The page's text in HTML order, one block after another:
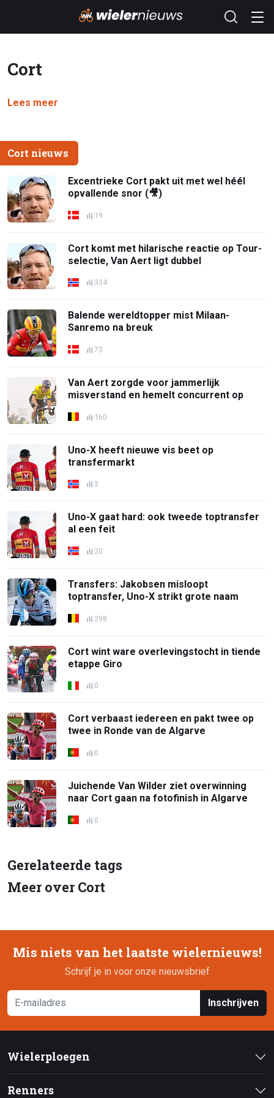
Cort
Lees meer
Cort nieuws
Excentrieke Cort pakt uit met wel héél
opvallende snor (🎥)
19
Cort komt met hilarische reactie op Tour-
selectie, Van Aert ligt dubbel
334
Balende wereldtopper mist Milaan-
Sanremo na breuk
73
Van Aert zorgde voor jammerlijk
misverstand en hemelt concurrent op
160
Uno-X heeft nieuwe vis beet op
transfermarkt
3
Uno-X gaat hard: ook tweede toptransfer
al een feit
20
Transfers: Jakobsen misloopt
toptransfer, Uno-X strikt grote naam
298
Cort wint ware overlevingstocht in tiende
etappe Giro
0
Cort verbaast iedereen en pakt twee op
twee in Ronde van de Algarve
0
Juichende Van Wilder ziet overwinning
naar Cort gaan na fotofinish in Algarve
0
Gerelateerde tags
Meer over Cort
Mis niets van het laatste wielernieuws!
Schrijf je in voor onze nieuwsbrief
Inschrijven
Wielerploegen
Renners